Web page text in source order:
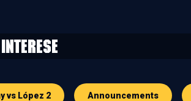
vs López 2 Announcements